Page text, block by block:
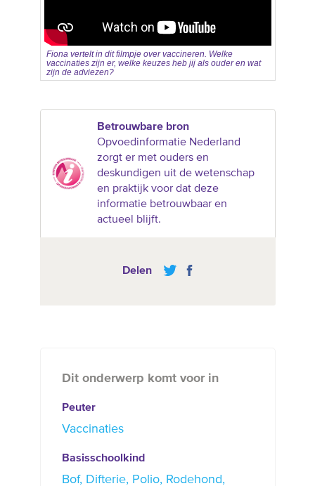
Fiona vertelt in dit filmpje over vaccineren. Welke
vaccinaties zijn er, welke keuzes heb jij als ouder en wat
zijn de adviezen?
Betrouwbare bron
Opvoedinformatie Nederland
zorgt er met ouders en
deskundigen uit de wetenschap
en praktijk voor dat deze
informatie betrouwbaar en
actueel blijft.
Delen
Dit onderwerp komt voor in
Peuter
Vaccinaties
Basisschoolkind
Bof Difterie Polio
Rodehond